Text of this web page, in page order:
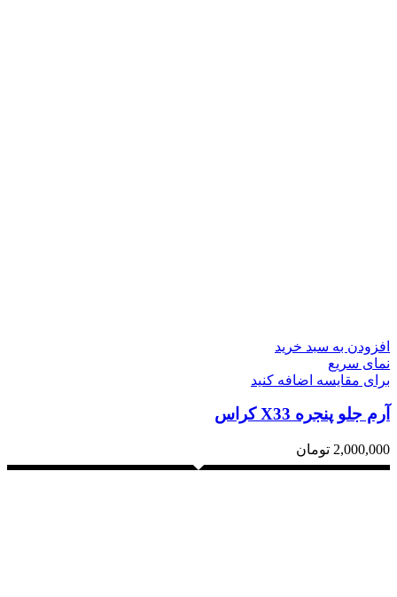
افزودن به سبد خرید
نمای سریع
برای مقایسه اضافه کنید
آرم جلو پنجره X33 کراس
2,000,000 تومان